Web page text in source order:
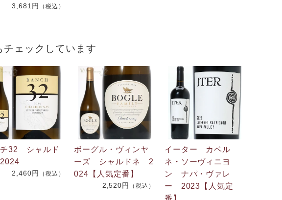
3,681円 （税込）
ェックしています
32 シャルド
2,460円 （税込）
ボーグル・ヴィンヤ
ーズ シャルドネ 2
024【人気定番】
2,520円 （税込）
イーター カベル
ネ・ソーヴィニヨ
ン ナパ・ヴァレ
ー 2023【人気定
番】